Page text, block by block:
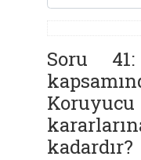
Soru
kadardır?